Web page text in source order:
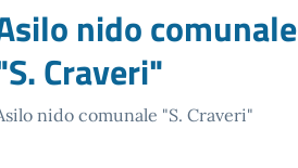
nido comunale
Craveri"
nido comunale "S. Craveri"